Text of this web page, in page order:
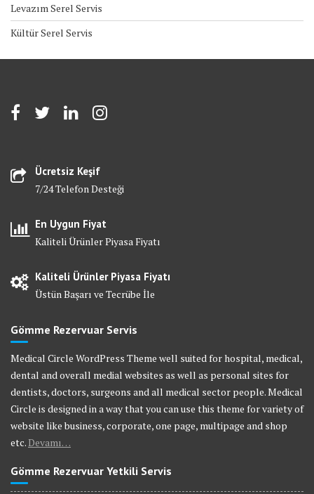
Levazım Serel Servis
Kültür Serel Servis
Ücretsiz Keşif
7/24 Telefon Desteği
En Uygun Fiyat
Kaliteli Ürünler Piyasa Fiyatı
Kaliteli Ürünler Piyasa Fiyatı
Üstün Başarı ve Tecrübe İle
Gömme Rezervuar Servis
Medical Circle WordPress Theme well suited for hospital, medical,
dental and overall medial websites as well as personal sites for
dentists, doctors, surgeons and all medical sector people. Medical
Circle is designed in a way that you can use this theme for variety of
website like business, corporate, one page, multipage and shop
etc. Devamı…
Gömme Rezervuar Yetkili Servis